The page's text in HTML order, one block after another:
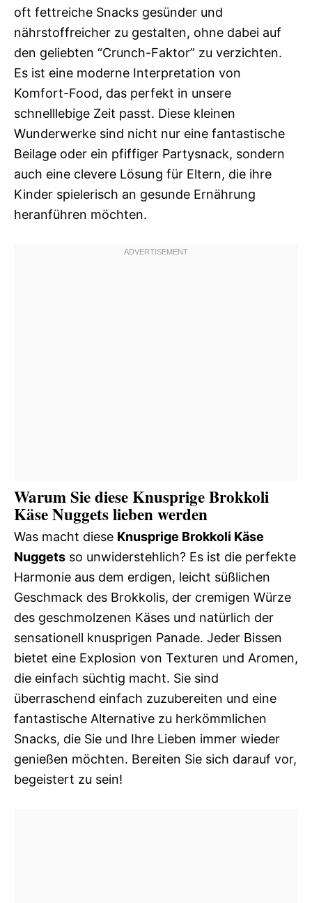
oft fettreiche Snacks gesünder und
nährstoffreicher zu gestalten, ohne dabei auf
den geliebten “Crunch-Faktor” zu verzichten.
Es ist eine moderne Interpretation von
Komfort-Food, das perfekt in unsere
schnelllebige Zeit passt. Diese kleinen
Wunderwerke sind nicht nur eine fantastische
Beilage oder ein pfiffiger Partysnack, sondern
auch eine clevere Lösung für Eltern, die ihre
Kinder spielerisch an gesunde Ernährung
heranführen möchten.
Warum Sie diese Knusprige Brokkoli
Käse Nuggets lieben werden
Was macht diese Knusprige Brokkoli Käse
Nuggets so unwiderstehlich? Es ist die perfekte
Harmonie aus dem erdigen, leicht süßlichen
Geschmack des Brokkolis, der cremigen Würze
des geschmolzenen Käses und natürlich der
sensationell knusprigen Panade. Jeder Bissen
bietet eine Explosion von Texturen und Aromen,
die einfach süchtig macht. Sie sind
überraschend einfach zuzubereiten und eine
fantastische Alternative zu herkömmlichen
Snacks, die Sie und Ihre Lieben immer wieder
genießen möchten. Bereiten Sie sich darauf vor,
begeistert zu sein!